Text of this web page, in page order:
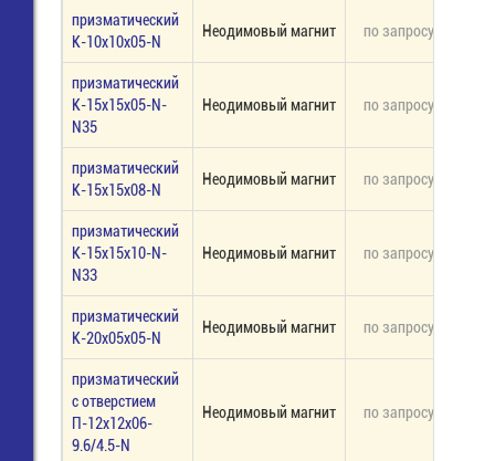
призматический
K-10х10х05-N
Неодимовый магнит по запросу
призматический
K-15х15х05-N-
N35
Неодимовый магнит по запросу
призматический
K-15х15х08-N
Неодимовый магнит по запросу
призматический
K-15х15х10-N-
N33
Неодимовый магнит по запросу
призматический
K-20х05х05-N
Неодимовый магнит по запросу
призматический
с отверстием
П-12х12х06-
9.6/4.5-N
Неодимовый магнит по запросу